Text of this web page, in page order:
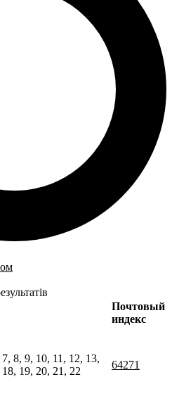
Почтовый
индекс
8, 9, 10, 11, 12, 13,
19, 20, 21, 22
64271